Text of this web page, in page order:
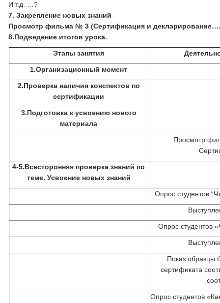
И т.д. …?
7. Закрепление новых знаний
Просмотр фильма № 3 (Сертификация и
8.Подведение итогов урока.
Этапы занятия
1.Организационный момент
2.Проверка наличия конспектов по
сертификации
3.Подготовка к усвоению нового
материала
Просмотр
4-5.Всесторонняя проверка знаний по
теме. Усвоение новых знаний
Опрос студентов
Опрос студентов
Показ образцы
сертификата
Опрос студентов